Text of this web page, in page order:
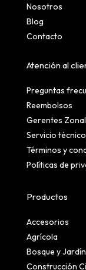
Nosotros
Blog
Contacto
Atención al
Preguntas
Reembolsos
Gerentes
Servicio técnico
Términos y
Políticas de
Productos
Accesorios
Agrícola
Bosque y Jardín
Construcción